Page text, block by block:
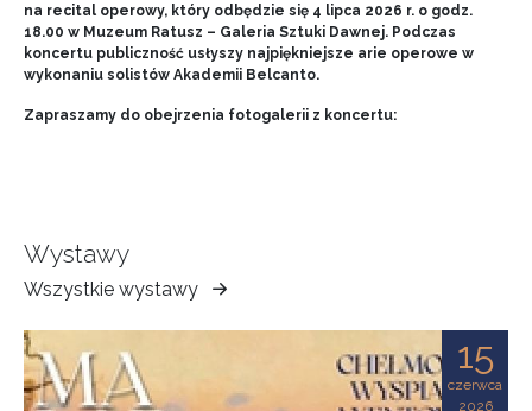
na recital operowy, który odbędzie się 4 lipca 2026 r. o godz.
18.00 w Muzeum Ratusz – Galeria Sztuki Dawnej. Podczas
koncertu publiczność usłyszy najpiękniejsze arie operowe w
wykonaniu solistów Akademii Belcanto.
Zapraszamy do obejrzenia fotogalerii z koncertu:
Wystawy
Wszystkie wystawy
Muzeum
Ziemi
Tarnowskiej
15
czerwca
2026